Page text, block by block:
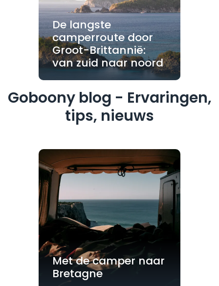
De langste
camperroute door
Groot-Brittannië:
van zuid naar noord
Goboony blog - Ervaringen,
tips, nieuws
Met de camper naar
Bretagne